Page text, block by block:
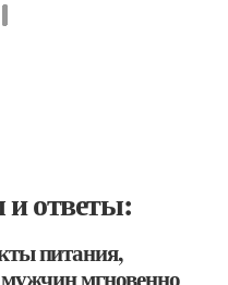
ответы:
питания,
мгновенно